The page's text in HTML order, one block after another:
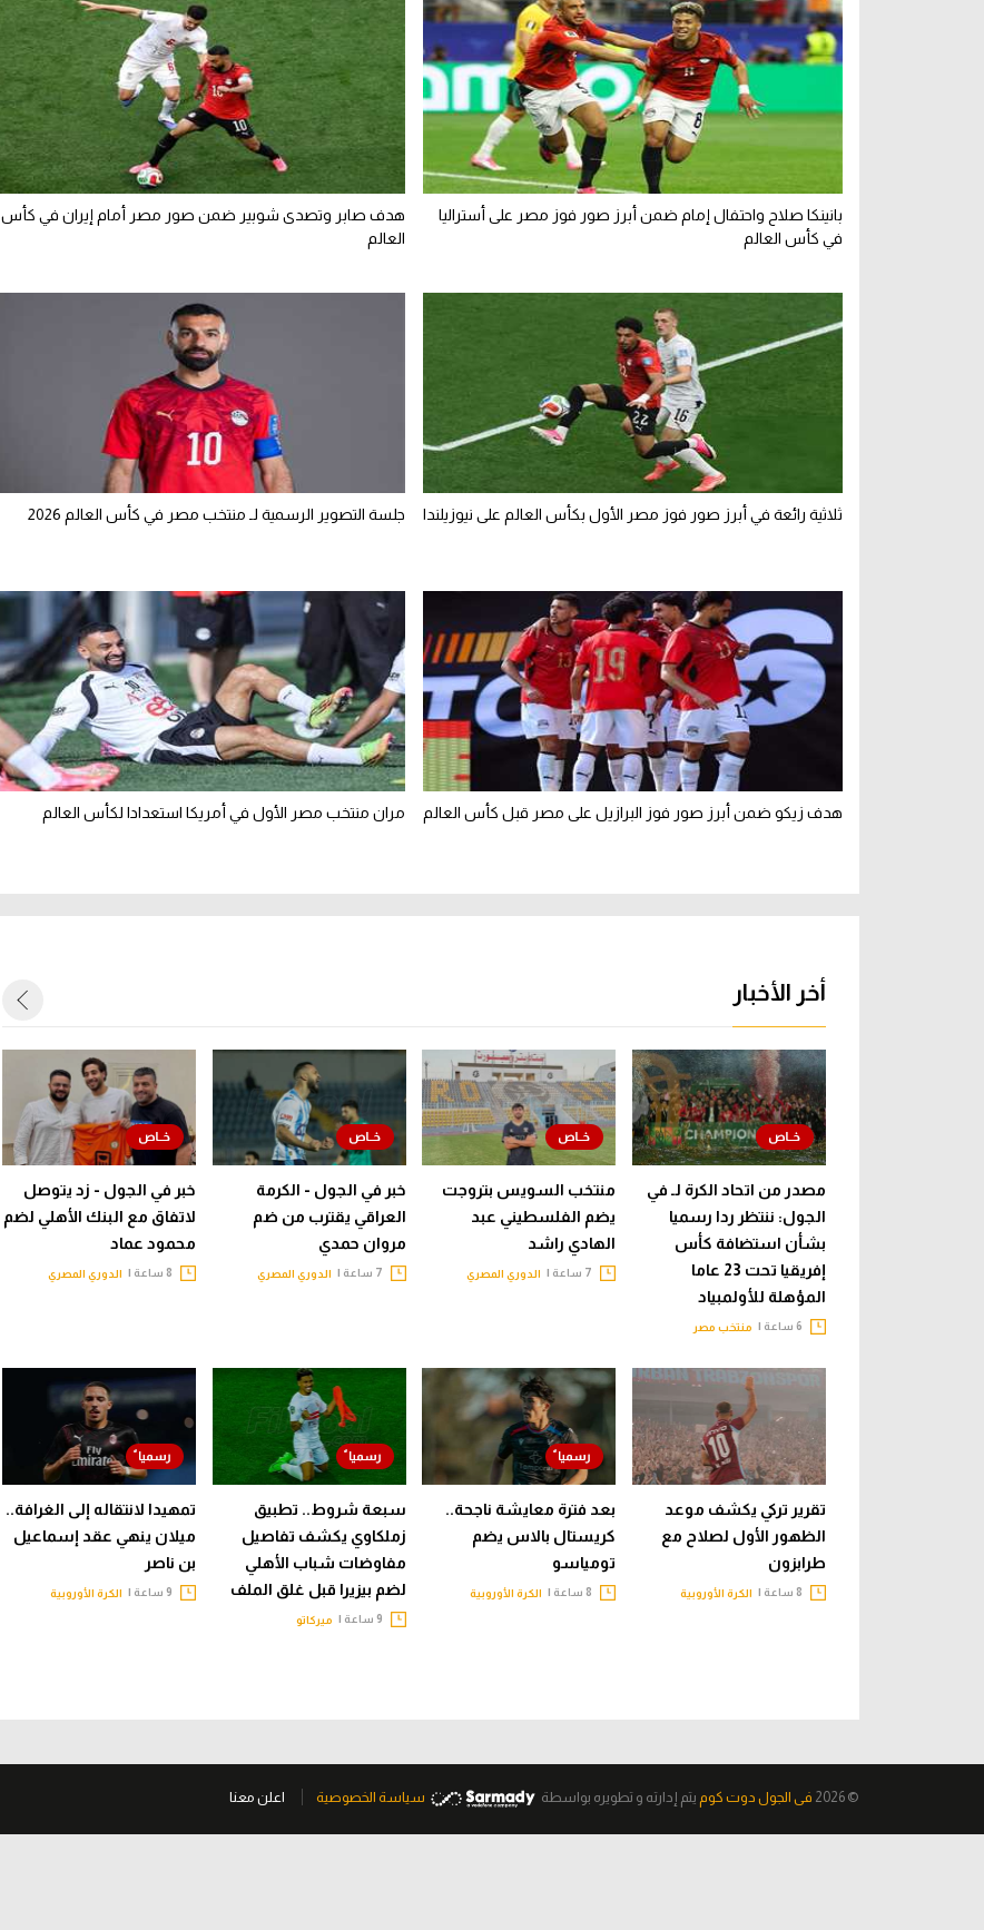
بانينكا صلاح واحتفال إمام ضمن أبرز صور فوز مصر على أستراليا
في كأس العالم
هدف صابر وتصدى شوبير ضمن صور مصر أمام إيران في كأس
العالم
ثلاثية رائعة في أبرز صور فوز مصر الأول بكأس العالم على نيوزيلندا جلسة التصوير الرسمية لـ منتخب مصر في كأس العالم 2026
هدف زيكو ضمن أبرز صور فوز البرازيل على مصر قبل كأس العالم مران منتخب مصر الأول في أمريكا استعدادا لكأس العالم
أخر الأخبار
مصدر من اتحاد الكرة لـ في
الجول: ننتظر ردا رسميا
بشأن استضافة كأس
إفريقيا تحت 23 عاما
المؤهلة للأولمبياد
منتخب مصر
منتخب السويس بتروجت
يضم الفلسطيني عبد
الهادي راشد
الدوري المصري
خبر في الجول - الكرمة
العراقي يقترب من ضم
مروان حمدي
الدوري المصري
خبر في الجول - زد يتوصل
لاتفاق مع البنك الأهلي لضم
محمود عماد
الدوري المصري
تقرير تركي يكشف موعد
الظهور الأول لصلاح مع
طرابزون
الكرة الأوروبية
بعد فترة معايشة ناجحة..
كريستال بالاس يضم
تومياسو
الكرة الأوروبية
سبعة شروط.. تطبيق
زملكاوي يكشف تفاصيل
مفاوضات شباب الأهلي
لضم بيزيرا قبل غلق الملف
ميركاتو
تمهيدا لانتقاله إلى الغرافة..
ميلان ينهي عقد إسماعيل
بن ناصر
الكرة الأوروبية
© 2026 فى الجول دوت كوم يتم إدارته و تطويره بواسطة سياسة الخصوصية اعلن معنا